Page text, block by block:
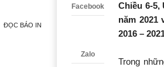
ĐỌC BÁO IN
Facebook
Zalo
Chiều 6-5,
năm 2021
2016 –
Trong